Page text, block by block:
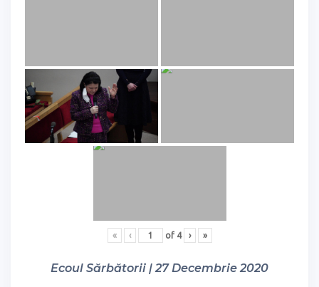
« ‹ of 4 › »
Ecoul Sărbătorii | 27 Decembrie 2020